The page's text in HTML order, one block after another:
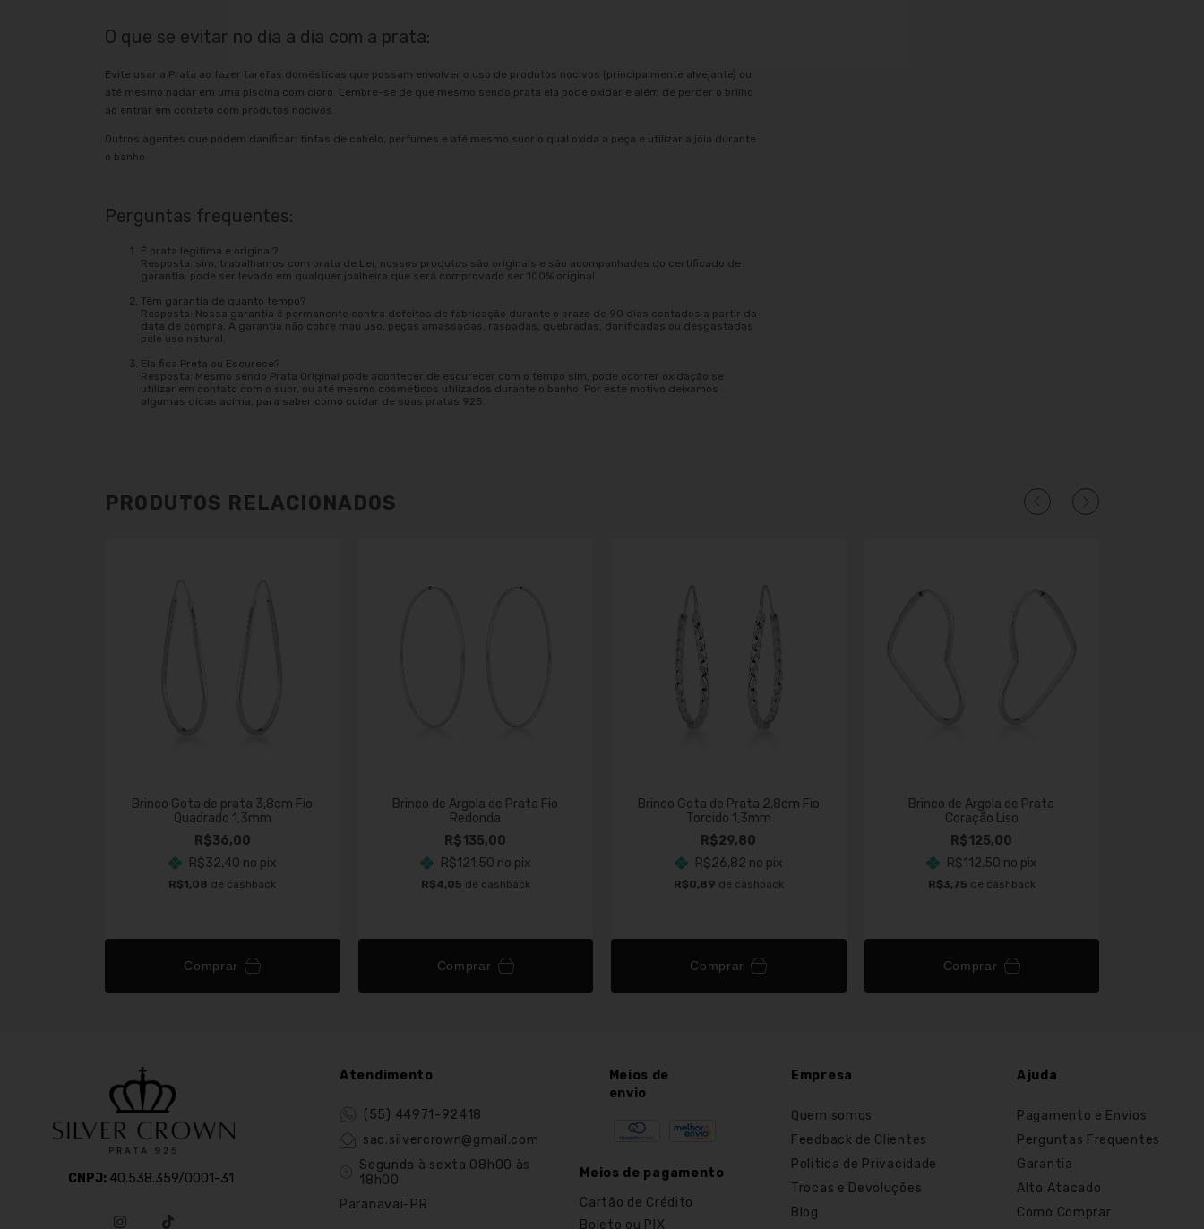
O que se evitar no dia a dia com a prata:
Evite usar a Prata ao fazer tarefas domésticas que possam envolver o uso de produtos nocivos (principalmente alvejante) ou
até mesmo nadar em uma piscina com cloro. Lembre-se de que mesmo sendo prata ela pode oxidar e além de perder o brilho
ao entrar em contato com produtos nocivos.
Outros agentes que podem danificar: tintas de cabelo, perfumes e até mesmo suor o qual oxida a peça e utilizar a jóia durante
o banho.
Perguntas frequentes:
É prata legitima e original?
Resposta: sim, trabalhamos com prata de Lei, nossos produtos são originais e são acompanhados do certificado de
garantia, pode ser levado em qualquer joalheira que será comprovado ser 100% original.
Têm garantia de quanto tempo?
Resposta: Nossa garantia é permanente contra defeitos de fabricação durante o prazo de 90 dias contados a partir da
data de compra. A garantia não cobre mau uso, peças amassadas, raspadas, quebradas, danificadas ou desgastadas
pelo uso natural.
Ela fica Preta ou Escurece?
Resposta: Mesmo sendo Prata Original pode acontecer de escurecer com o tempo sim, pode ocorrer oxidação se
utilizar em contato com o suor, ou até mesmo cosméticos utilizados durante o banho. Por este motivo deixamos
algumas dicas acima, para saber como cuidar de suas pratas 925.
PRODUTOS RELACIONADOS
Brinco Gota de prata 3,8cm Fio
Quadrado 1,3mm
R$36,00
R$32,40 no pix
R$1,08 de cashback
Comprar
Brinco de Argola de Prata Fio
Redonda
R$135,00
R$121,50 no pix
R$4,05 de cashback
Comprar
Brinco Gota de Prata 2,8cm Fio
Torcido 1,3mm
R$29,80
R$26,82 no pix
R$0,89 de cashback
Comprar
Brinco de Argola de Prata
Coração Liso
R$125,00
R$112,50 no pix
R$3,75 de cashback
Comprar
CNPJ: 40.538.359/0001-31
Atendimento
(55) 44971-92418
sac.silvercrown@gmail.com
Segunda à sexta 08h00 às
18h00
Paranavai-PR
Meios de
envio
Meios de pagamento
Cartão de Crédito
Boleto ou PIX
Empresa
Quem somos
Feedback de Clientes
Politica de Privacidade
Trocas e Devoluções
Blog
Ajuda
Pagamento e Envios
Perguntas Frequentes
Garantia
Alto Atacado
Como Comprar